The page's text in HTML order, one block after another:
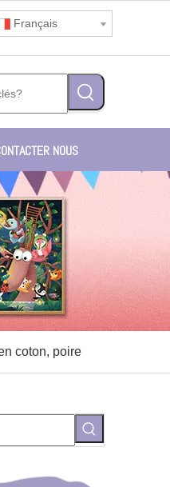
Français
NOUS
coton, poire